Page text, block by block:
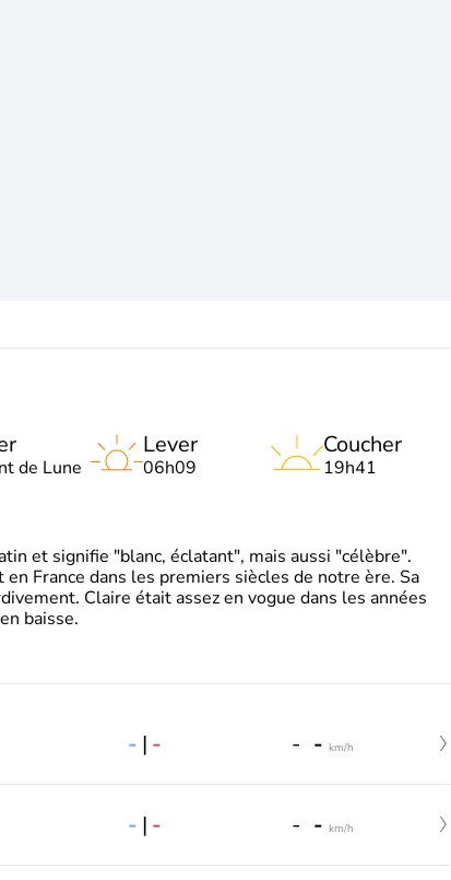
de Lune
Lever
06h09
Coucher
19h41
et signifie "blanc, éclatant", mais aussi "célèbre".
France dans les premiers siècles de notre ère. Sa
Claire était assez en vogue dans les années
baisse.
- | - - - km/h
- | - - - km/h